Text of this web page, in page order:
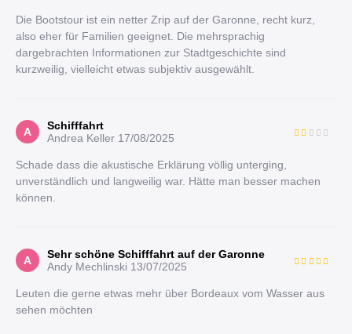
Die Bootstour ist ein netter Zrip auf der Garonne, recht kurz,
also eher für Familien geeignet. Die mehrsprachig
dargebrachten Informationen zur Stadtgeschichte sind
kurzweilig, vielleicht etwas subjektiv ausgewählt.
A
Schifffahrt
Andrea Keller 17/08/2025
Schade dass die akustische Erklärung völlig unterging,
unverständlich und langweilig war. Hätte man besser machen
können.
A
Sehr schöne Schifffahrt auf der Garonne
Andy Mechlinski 13/07/2025
Leuten die gerne etwas mehr über Bordeaux vom Wasser aus
sehen möchten